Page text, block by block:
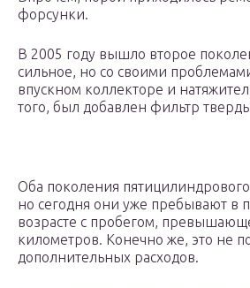
форсунки.
В 2005 году вышло второе
сильное, но со своими
впускном коллекторе и
того, был добавлен фильтр
Оба поколения
но сегодня они уже пребывают в
возрасте с пробегом,
километров. Конечно же, это не
дополнительных расходов.